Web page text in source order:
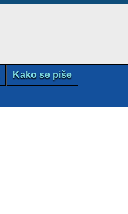
Kako se piše